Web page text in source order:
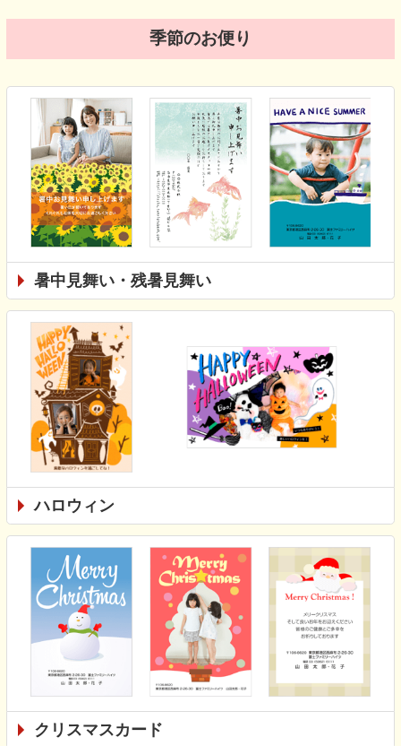
季節のお便り
暑中見舞い・残暑見舞い
ハロウィン
クリスマスカード